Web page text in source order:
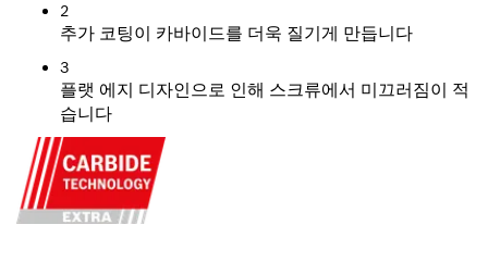
2
추가 코팅이 카바이드를 더욱 질기게 만듭니다
3
플랫 에지 디자인으로 인해 스크류에서 미끄러짐이 적
습니다